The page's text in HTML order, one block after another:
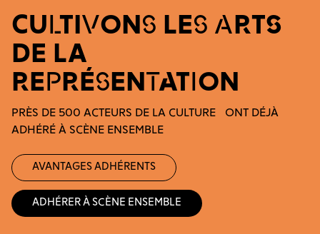
CULTIVONS LES ARTS
DE LA
REPRÉSENTATION
PRÈS DE 500 ACTEURS DE LA CULTURE ONT DÉJÀ
ADHÉRÉ À SCÈNE ENSEMBLE
Avantages adhérents
Adhérer à Scène Ensemble